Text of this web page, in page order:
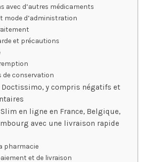
avec d’autres médicaments
mode d’administration
et précautions
de conservation
Doctissimo, y compris négatifs et
Slim en ligne en France, Belgique,
avec une livraison rapide
pharmacie
et de livraison